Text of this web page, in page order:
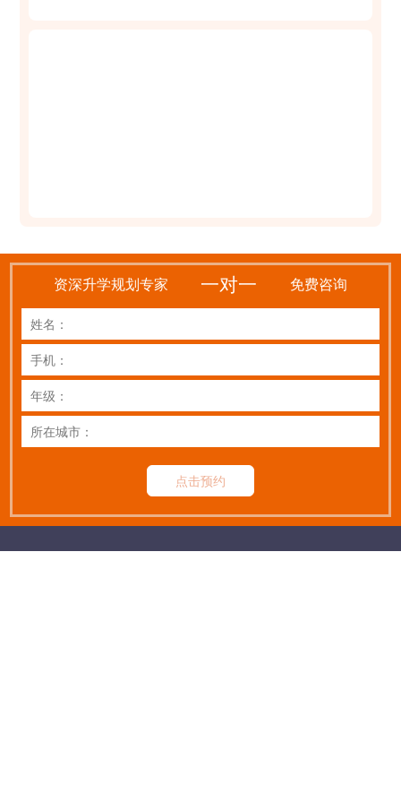
资深升学规划专家 一对一 免费咨询
点击预约